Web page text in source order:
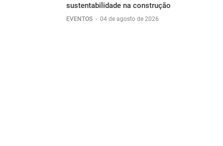
sustentabilidade na construção
EVENTOS - 04 de agosto de 2026